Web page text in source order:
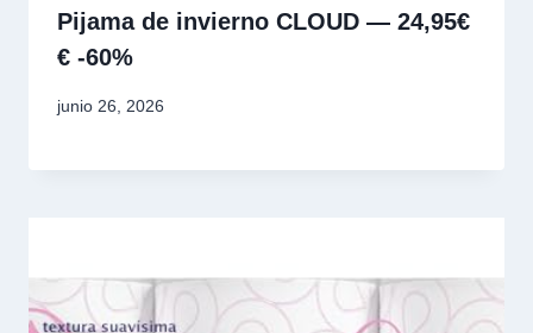
Pijama de invierno CLOUD — 24,95€
€ -60%
junio 26, 2026